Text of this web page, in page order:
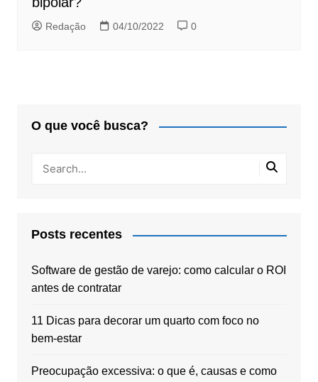
Redação 04/10/2022 0
O que você busca?
Posts recentes
Software de gestão de varejo: como calcular o ROI
antes de contratar
11 Dicas para decorar um quarto com foco no
bem-estar
Preocupação excessiva: o que é, causas e como